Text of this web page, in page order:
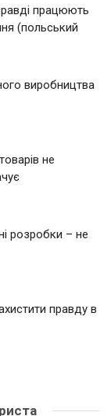
працюють
(польський
виробництва
не
розробки – не
правду в